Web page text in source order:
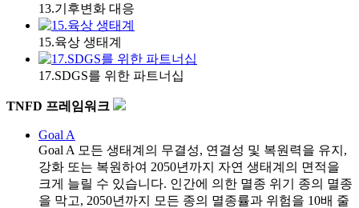
13.기후변화 대응
15.육상 생태계
17.SDGS를 위한 파트너십
TNFD 프레임워크
Goal A
Goal A 모든 생태계의 무결성, 연결성 및 복원력을 유지,
강화 또는 복원하여 2050년까지 자연 생태계의 면적을
크게 늘릴 수 있습니다. 인간에 의한 멸종 위기 종의 멸종
을 막고, 2050년까지 모든 종의 멸종률과 위험을 10배 줄